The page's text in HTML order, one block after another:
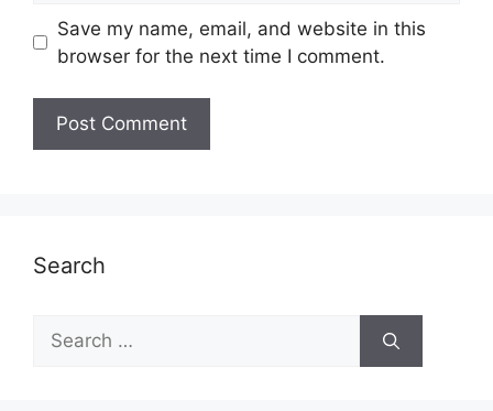
Save my name, email, and website in this
browser for the next time I comment.
Search
Search
for: